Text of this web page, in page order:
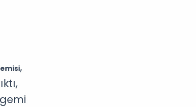
,